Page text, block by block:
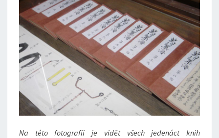
Na této fotografii je vidět všech jedenáct knih